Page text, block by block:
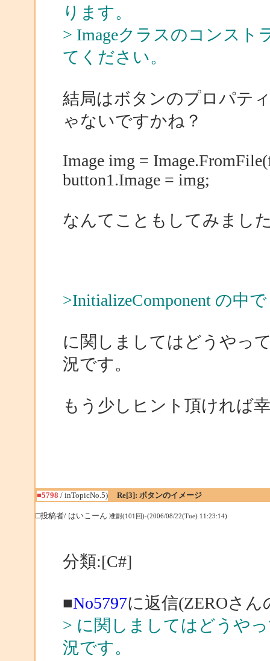
ります。
> Imageクラスのコンスト
てください。
結局はボタンのプロパテ
ゃないですかね？
Image img =
button1.Image = img;
なんてこともしてみまし
>InitializeComponent の中
に関しましてはどうやっ
況です。
もう少しヒント頂ければ
■5798 / inTopicNo.5) Re[3]: ボタンのイメージ
□投稿者/ はいこーん 准尉(101回)-(2006/08/22(Tue) 11:23:14)
分類:[C#]
■No5797に返信(ZEROさん
> に関しましてはどうや
況です。